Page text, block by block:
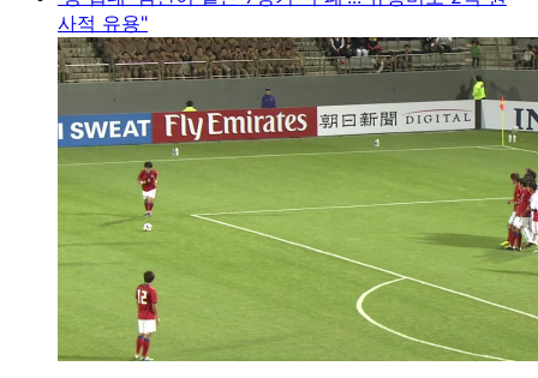
사적 유용"